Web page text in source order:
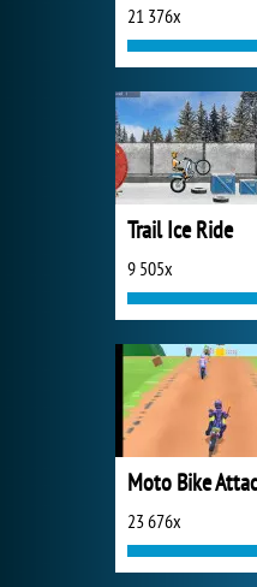
21 376x
Trail Ice Ride
9 505x
23 676x